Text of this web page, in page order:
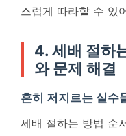
스럽게 따라할 수 있
4. 세배 절하
와 문제 해결
흔히 저지르는 실수
세배 절하는 방법 순